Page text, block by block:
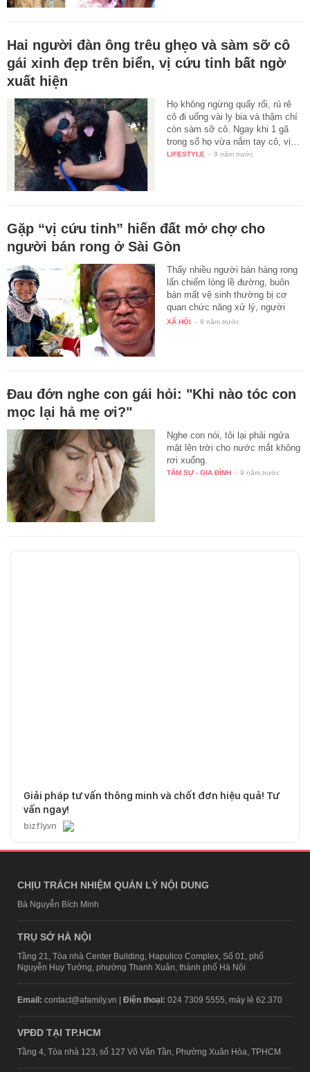
Hai người đàn ông trêu ghẹo và sàm sỡ cô
gái xinh đẹp trên biển, vị cứu tinh bất ngờ
xuất hiện
Họ không ngừng quấy rối, rủ rê
cô đi uống vài ly bia và thậm chí
còn sàm sỡ cô. Ngay khi 1 gã
trong số họ vừa nắm tay cô, vị…
LIFESTYLE - 9 năm trước
Gặp “vị cứu tinh” hiến đất mở chợ cho
người bán rong ở Sài Gòn
Thấy nhiều người bán hàng rong
lấn chiếm lòng lề đường, buôn
bán mất vệ sinh thường bị cơ
quan chức năng xử lý, người
đàn…
XÃ HỘI - 9 năm trước
Đau đớn nghe con gái hỏi: "Khi nào tóc con
mọc lại hả mẹ ơi?"
Nghe con nói, tôi lại phải ngửa
mặt lên trời cho nước mắt không
rơi xuống.
TÂM SỰ - GIA ĐÌNH - 9 năm trước
Giải pháp tư vấn thông minh và chốt đơn hiệu quả! Tư
vấn ngay!
bizfly.vn
CHỊU TRÁCH NHIỆM QUẢN LÝ NỘI DUNG
Bà Nguyễn Bích Minh
TRỤ SỞ HÀ NỘI
Tầng 21, Tòa nhà Center Building, Hapulico Complex, Số 01, phố
Nguyễn Huy Tưởng, phường Thanh Xuân, thành phố Hà Nội
Email: contact@afamily.vn | Điện thoại: 024 7309 5555, máy lẻ 62.370
VPĐD TẠI TP.HCM
Tầng 4, Tòa nhà 123, số 127 Võ Văn Tần, Phường Xuân Hòa, TPHCM